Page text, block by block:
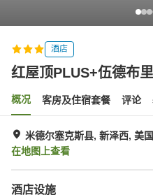
酒店
红屋顶PLUS+伍德布
概况 客房及住宿套餐 评论
米德尔塞克斯县, 新泽西, 美国
在地图上查看
酒店设施